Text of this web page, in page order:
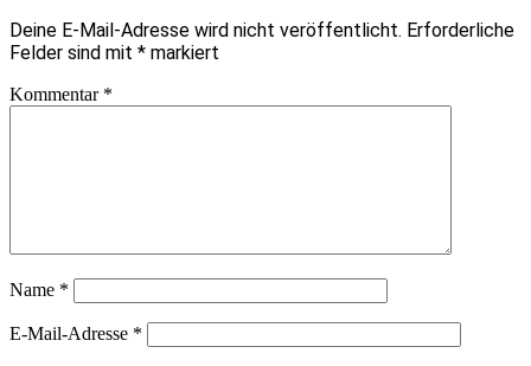
Deine E-Mail-Adresse wird nicht veröffentlicht. Erforderliche
Felder sind mit * markiert
Kommentar *
Name *
E-Mail-Adresse *